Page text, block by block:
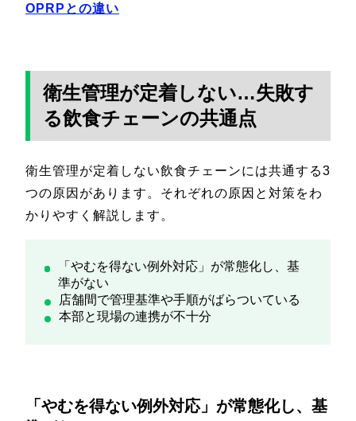
OPRPとの違い
衛生管理が定着しない…失敗す
る飲食チェーンの共通点
衛生管理が定着しない飲食チェーンには共通する3
つの原因があります。それぞれの原因と対策をわ
かりやすく解説します。
「やむを得ない例外対応」が常態化し、基
準がない
店舗間で管理基準や手順がばらついている
本部と現場の連携が不十分
「やむを得ない例外対応」が常態化し、基